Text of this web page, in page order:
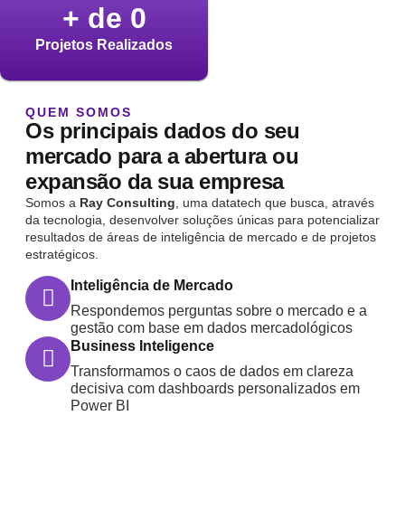
Projetos Realizados
+ de 0
QUEM SOMOS
Os principais dados do seu
mercado para a abertura ou
expansão da sua empresa
Somos a Ray Consulting , uma datatech que busca, através
da tecnologia, desenvolver soluções únicas para potencializar
resultados de áreas de inteligência de mercado e de projetos
estratégicos.
Inteligência de Mercado
Respondemos perguntas sobre o mercado e a
gestão com base em dados mercadológicos
Business Inteligence
Transformamos o caos de dados em clareza
decisiva com dashboards personalizados em
Power BI